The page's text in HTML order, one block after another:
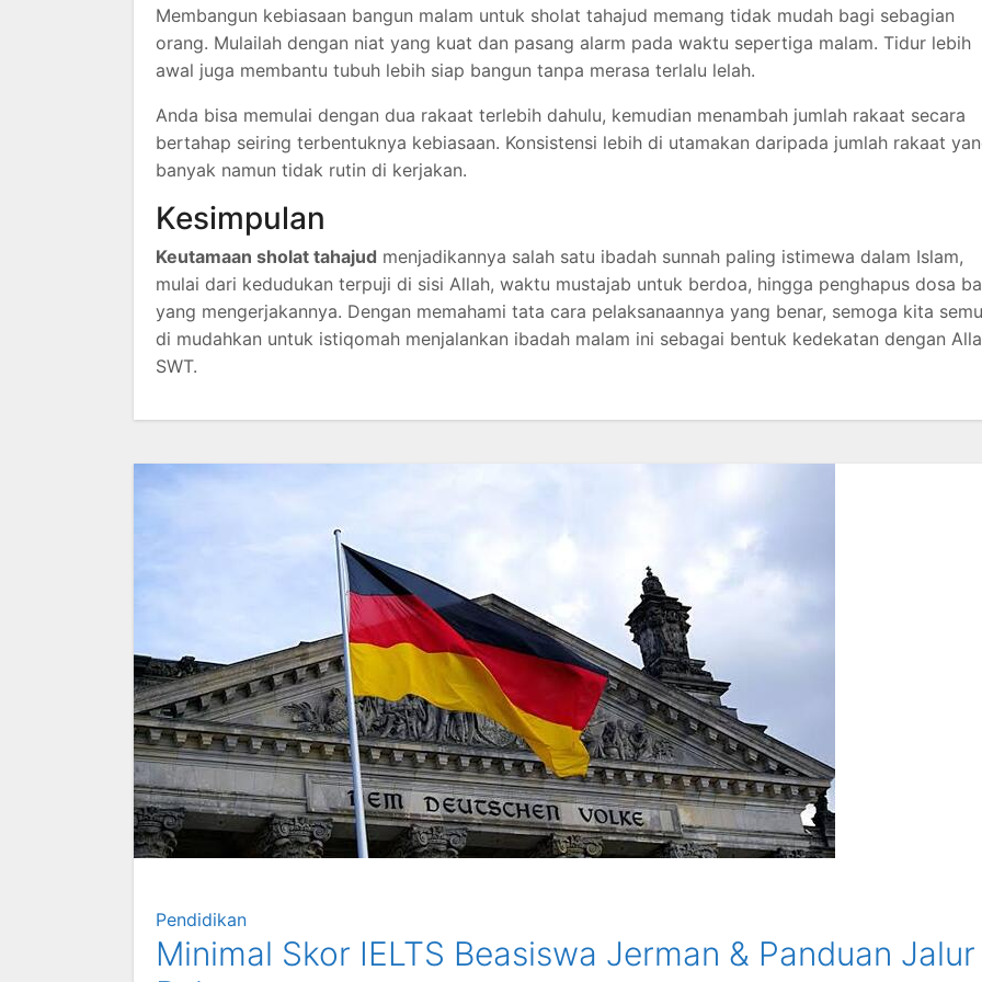
Membangun kebiasaan bangun malam untuk sholat tahajud memang tidak mudah bagi sebagian
orang. Mulailah dengan niat yang kuat dan pasang alarm pada waktu sepertiga malam. Tidur lebih
awal juga membantu tubuh lebih siap bangun tanpa merasa terlalu lelah.
Anda bisa memulai dengan dua rakaat terlebih dahulu, kemudian menambah jumlah rakaat secara
bertahap seiring terbentuknya kebiasaan. Konsistensi lebih di utamakan daripada jumlah rakaat
banyak namun tidak rutin di kerjakan.
Kesimpulan
Keutamaan sholat tahajud menjadikannya salah satu ibadah sunnah paling istimewa dalam Islam,
mulai dari kedudukan terpuji di sisi Allah, waktu mustajab untuk berdoa, hingga penghapus dosa
yang mengerjakannya. Dengan memahami tata cara pelaksanaannya yang benar, semoga kita
di mudahkan untuk istiqomah menjalankan ibadah malam ini sebagai bentuk kedekatan dengan
SWT.
Pendidikan
Minimal Skor IELTS Beasiswa Jerman & Panduan Jalur